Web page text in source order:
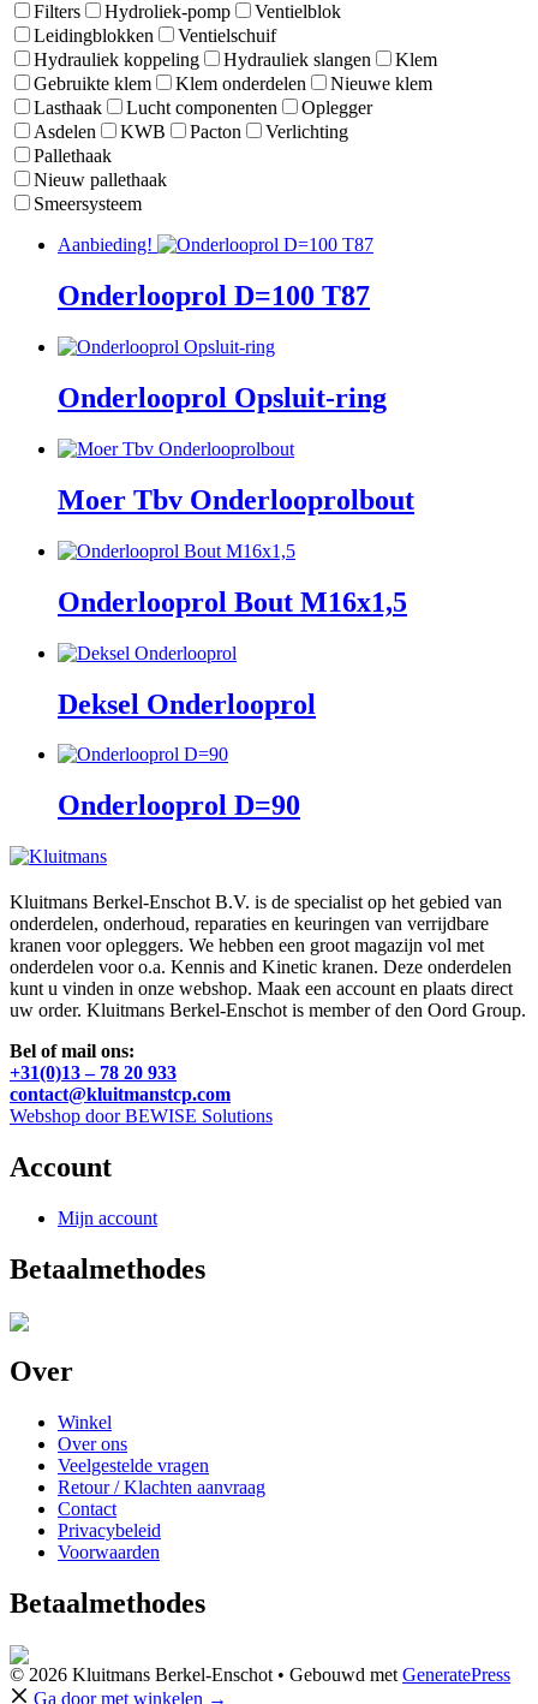
Filters
Hydroliek-pomp
Ventielblok
Leidingblokken
Ventielschuif
Hydrauliek koppeling
Hydrauliek slangen
Klem
Gebruikte klem
Klem onderdelen
Nieuwe klem
Lasthaak
Lucht componenten
Oplegger
Asdelen
KWB Pacton
Verlichting
Pallethaak
Nieuw pallethaak
Smeersysteem
Aanbieding!
Onderlooprol D=100 T87
Onderlooprol Opsluit-ring
Moer Tbv Onderlooprolbout
Onderlooprol Bout M16x1,5
Deksel Onderlooprol
Onderlooprol D=90
Kluitmans Berkel-Enschot B.V. is de specialist op het gebied van
onderdelen, onderhoud, reparaties en keuringen van verrijdbare
kranen voor opleggers. We hebben een groot magazijn vol met
onderdelen voor o.a. Kennis and Kinetic kranen. Deze onderdelen
kunt u vinden in onze webshop. Maak een account en plaats direct
uw order. Kluitmans Berkel-Enschot is member of den Oord Group.
Bel of mail ons:
+31(0)13 – 78 20 933
contact@kluitmanstcp.com
Webshop door BEWISE Solutions
Account
Mijn account
Betaalmethodes
Over
Winkel
Over ons
Veelgestelde vragen
Retour / Klachten aanvraag
Contact
Privacybeleid
Voorwaarden
Betaalmethodes
© 2026 Kluitmans Berkel-Enschot• Gebouwd metGeneratePress
Ga door met winkelen →